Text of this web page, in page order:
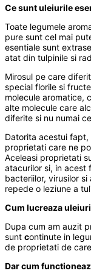
Ce sunt uleiurile
Toate legumele
pure sunt cel mai
esentiale sunt
atat din tulpinile si
Mirosul pe care
special florile si
molecule aromatice,
alte molecule care
diferite si nu numai
Datorita acestui
proprietati care ne
Aceleasi proprietati
atacurilor si, in acest
bacteriilor, virusilor
repede o leziune a
Cum lucreaza
Dupa cum am auzit
sunt continute in
de proprietati de
Dar cum